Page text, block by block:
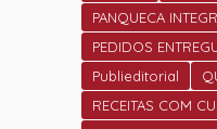
PANQUECA
PEDIDOS
Publieditorial
RECEITAS COM